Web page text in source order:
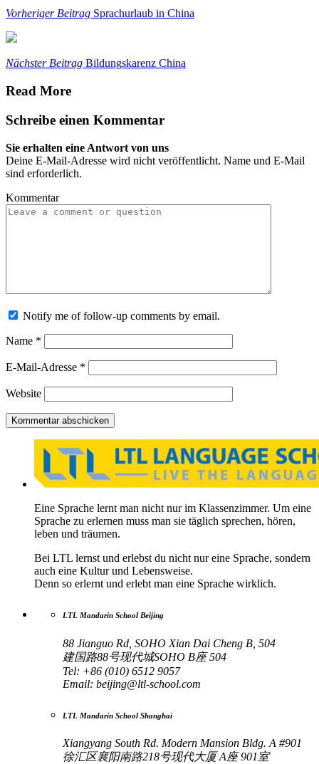
Vorheriger Beitrag Sprachurlaub in China
Nächster Beitrag Bildungskarenz China
Read More
Schreibe einen Kommentar
Sie erhalten eine Antwort von uns
Deine E-Mail-Adresse wird nicht veröffentlicht. Name und E-Mail
sind erforderlich.
Kommentar
Notify me of follow-up comments by email.
Name *
E-Mail-Adresse *
Website
Eine Sprache lernt man nicht nur im Klassenzimmer. Um eine
Sprache zu erlernen muss man sie täglich sprechen, hören,
leben und träumen.
Bei LTL lernst und erlebst du nicht nur eine Sprache, sondern
auch eine Kultur und Lebensweise.
Denn so erlernt und erlebt man eine Sprache wirklich.
LTL Mandarin School Beijing
88 Jianguo Rd, SOHO Xian Dai Cheng B, 504
建国路88号现代城SOHO B座 504
Tel: +86 (010) 6512 9057
Email: beijing@ltl-school.com
LTL Mandarin School Shanghai
Xiangyang South Rd. Modern Mansion Bldg. A #901
徐汇区襄阳南路218号现代大厦 A座 901室